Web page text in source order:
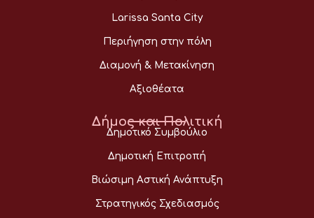
Larissa Santa City
Περιήγηση στην πόλη
Διαμονή & Μετακίνηση
Αξιοθέατα
Δήμος και Πολιτική
Δημοτικό Συμβούλιο
Δημοτική Επιτροπή
Βιώσιμη Αστική Ανάπτυξη
Στρατηγικός Σχεδιασμός